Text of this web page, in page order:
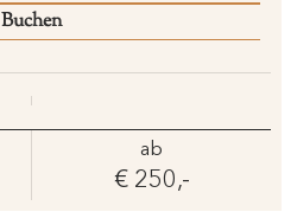
Buchen
ab
€ 250,-